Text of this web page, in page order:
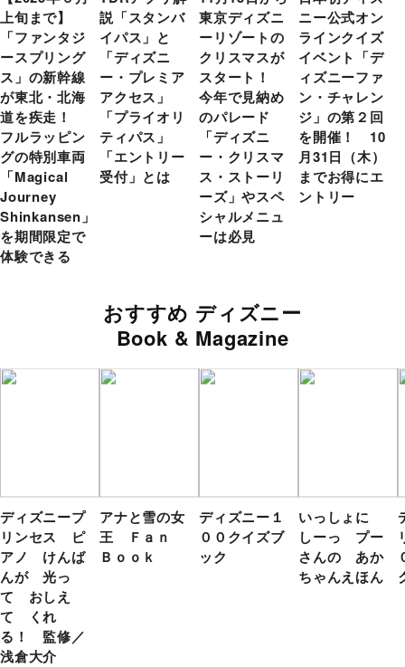
上旬まで】
「ファンタジ
ースプリング
ス」の新幹線
が東北・北海
道を疾走！
フルラッピン
グの特別車両
「Magical
Journey
Shinkansen」
を期間限定で
体験できる
説「スタンバ
イパス」と
「ディズニ
ー・プレミア
アクセス」
「プライオリ
ティパス」
「エントリー
受付」とは
東京ディズニ
ーリゾートの
クリスマスが
スタート！
今年で見納め
のパレード
「ディズニ
ー・クリスマ
ス・ストーリ
ーズ」やスペ
シャルメニュ
ーは必見
ニー公式オン
ラインクイズ
イベント「デ
ィズニーファ
ン・チャレン
ジ」の第２回
を開催！ 10
月31日（木）
までお得にエ
ントリー
おすすめ ディズニー
Book & Magazine
ディズニープ
リンセス ピ
アノ けんば
んが 光っ
て おしえ
て くれ
る！ 監修／
浅倉大介
アナと雪の女
王 Ｆａｎ
Ｂｏｏｋ
ディズニー１
００クイズブ
ック
いっしょに
しーっ プー
さんの あか
ちゃんえほん